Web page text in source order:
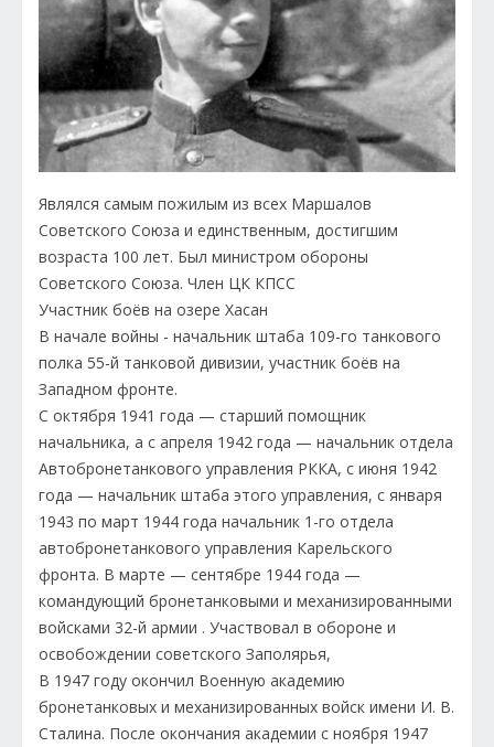
Являлся самым пожилым из всех Маршалов
Советского Союза и единственным, достигшим
возраста 100 лет. Был министром обороны
Советского Союза. Член ЦК КПСС
Участник боёв на озере Хасан
В начале войны - начальник штаба 109-го танкового
полка 55-й танковой дивизии, участник боёв на
Западном фронте.
С октября 1941 года — старший помощник
начальника, а с апреля 1942 года — начальник отдела
Автобронетанкового управления РККА, с июня 1942
года — начальник штаба этого управления, с января
1943 по март 1944 года начальник 1-го отдела
автобронетанкового управления Карельского
фронта. В марте — сентябре 1944 года —
командующий бронетанковыми и механизированными
войсками 32-й армии . Участвовал в обороне и
освобождении советского Заполярья,
В 1947 году окончил Военную академию
бронетанковых и механизированных войск имени И. В.
Сталина. После окончания академии с ноября 1947